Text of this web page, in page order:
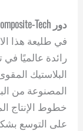
دور Composite-Tech في تطوير حلول GFRP
رائدة عالميًا
البلاستيك
المصنوعة من
خطوط الإنتاج
على التوسع